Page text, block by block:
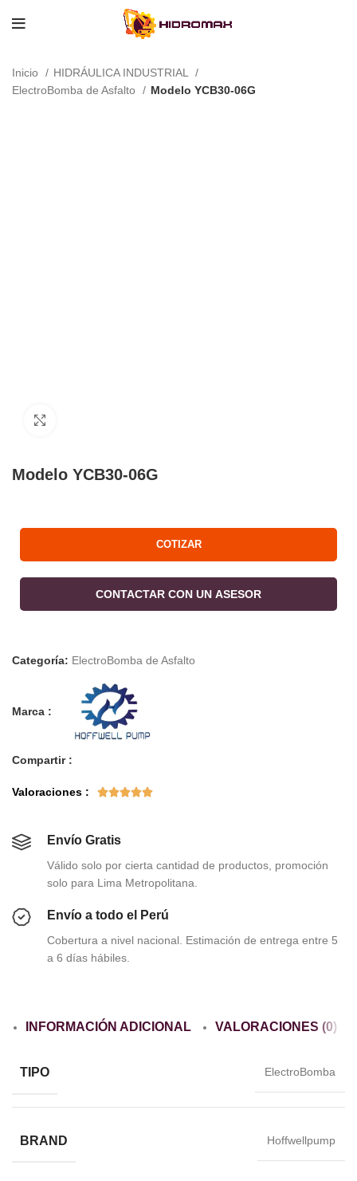
Inicio
HIDRÁULICA INDUSTRIAL
ElectroBomba de Asfalto
Modelo YCB30-06G
Modelo YCB30-06G
COTIZAR
CONTACTAR CON UN ASESOR
Categoría: ElectroBomba de Asfalto
Marca :
Compartir :
Valoraciones : 
Envío Gratis
Válido solo por cierta cantidad de productos, promoción
solo para Lima Metropolitana.
Envío a todo el Perú
Cobertura a nivel nacional. Estimación de entrega entre 5
a 6 días hábiles.
INFORMACIÓN ADICIONAL VALORACIONES (0)
TIPO ElectroBomba
BRAND Hoffwellpump